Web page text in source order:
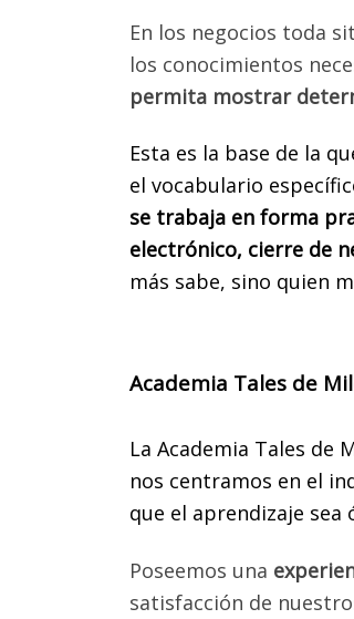
En los negocios toda
los conocimientos
permita mostrar
Esta es la base de la
el vocabulario
se trabaja en forma
electrónico, cierre de
más sabe, sino quien
Academia Tales de
La Academia Tales de
nos centramos en el
que el aprendizaje
Poseemos una
satisfacción de